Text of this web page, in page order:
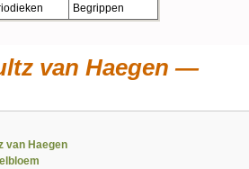
Begrippen
van Haegen
van Haegen